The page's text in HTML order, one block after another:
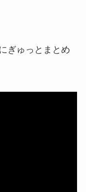
ぎゅっとまとめ